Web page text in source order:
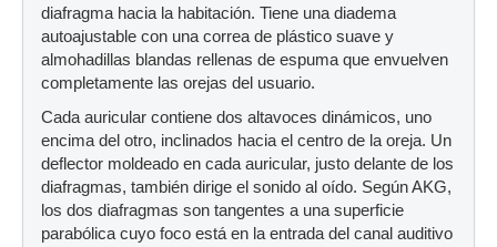
diafragma hacia la habitación. Tiene una diadema
autoajustable con una correa de plástico suave y
almohadillas blandas rellenas de espuma que envuelven
completamente las orejas del usuario.
Cada auricular contiene dos altavoces dinámicos, uno
encima del otro, inclinados hacia el centro de la oreja. Un
deflector moldeado en cada auricular, justo delante de los
diafragmas, también dirige el sonido al oído. Según AKG,
los dos diafragmas son tangentes a una superficie
parabólica cuyo foco está en la entrada del canal auditivo